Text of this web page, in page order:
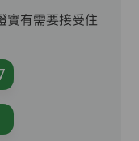
實有需要接受住